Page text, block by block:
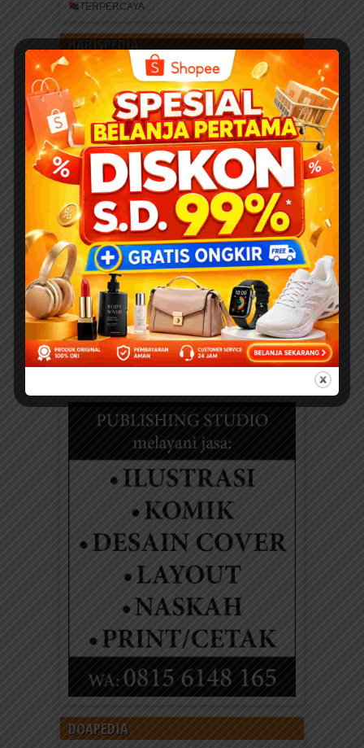
TERPERCAYA ...
HADISPEDIA
Kisah Hadits Pilihan Pedang
Allah Yang Terhunus
Pesan Moral Kita tidak cukup
hanya...
SAINSPEDIA
25 Soal dan Jawaban
tentang Siti Aminah (Ibu
Nabi Muhammad SAW)
untuk Anak SD – Lengkap
dan Mudah Dipahami
SEDEKAH KLIK DI SINI
“Investasikan hartamu...
NABIPEDIA
Nabi Musa, Si Miskin, dan Si
Kaya
DOWNLOAD FULL EBOOK
ANAK PRINTABLE Suatu...
DOAPEDIA